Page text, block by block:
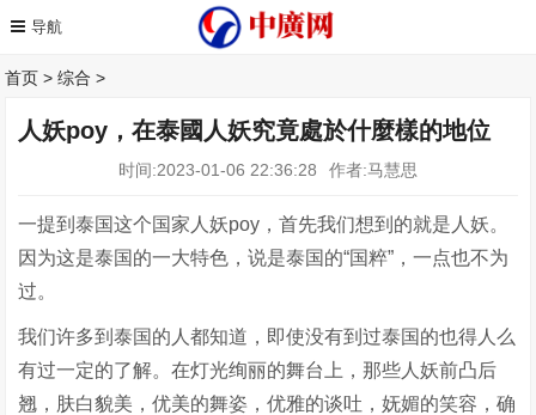
首页 >综合 >
人妖poy，在泰國人妖究竟處於什麼樣的地位
时间:2023-01-06 22:36:28 作者:马慧思
一提到泰国这个国家人妖poy，首先我们想到的就是人妖。
因为这是泰国的一大特色，说是泰国的“国粹”，一点也不为
过。
我们许多到泰国的人都知道，即使没有到过泰国的也得人么
有过一定的了解。在灯光绚丽的舞台上，那些人妖前凸后
翘，肤白貌美，优美的舞姿，优雅的谈吐，妩媚的笑容，确